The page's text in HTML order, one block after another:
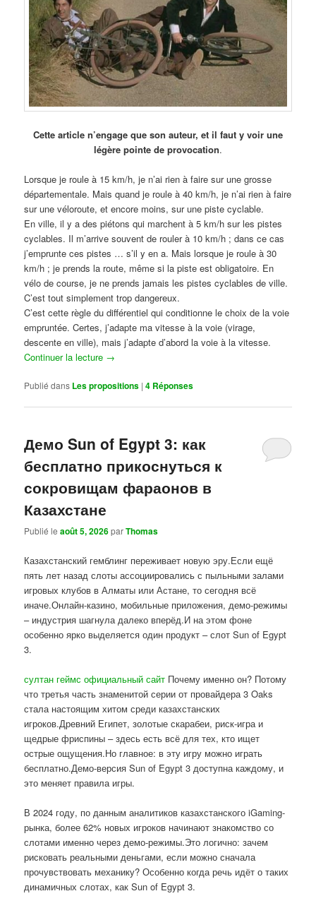
Cette article n’engage que son auteur, et il faut y voir une
légère pointe de provocation.
Lorsque je roule à 15 km/h, je n’ai rien à faire sur une grosse
départementale. Mais quand je roule à 40 km/h, je n’ai rien à faire
sur une véloroute, et encore moins, sur une piste cyclable.
En ville, il y a des piétons qui marchent à 5 km/h sur les pistes
cyclables. Il m’arrive souvent de rouler à 10 km/h ; dans ce cas
j’emprunte ces pistes … s’il y en a. Mais lorsque je roule à 30
km/h ; je prends la route, même si la piste est obligatoire. En
vélo de course, je ne prends jamais les pistes cyclables de ville.
C’est tout simplement trop dangereux.
C’est cette règle du différentiel qui conditionne le choix de la voie
empruntée. Certes, j’adapte ma vitesse à la voie (virage,
descente en ville), mais j’adapte d’abord la voie à la vitesse.
Continuer la lecture →
Publié dans Les propositions |4 Réponses
Демо Sun of Egypt 3: как
бесплатно прикоснуться к
сокровищам фараонов в
Казахстане
Publié leaoût 5, 2026parThomas
Казахстанский гемблинг переживает новую эру.Если ещё
пять лет назад слоты ассоциировались с пыльными залами
игровых клубов в Алматы или Астане, то сегодня всё
иначе.Онлайн-казино, мобильные приложения, демо-режимы
– индустрия шагнула далеко вперёд.И на этом фоне
особенно ярко выделяется один продукт – слот Sun of Egypt
3.
султан геймс официальный сайт Почему именно он? Потому
что третья часть знаменитой серии от провайдера 3 Oaks
стала настоящим хитом среди казахстанских
игроков.Древний Египет, золотые скарабеи, риск-игра и
щедрые фриспины – здесь есть всё для тех, кто ищет
острые ощущения.Но главное: в эту игру можно играть
бесплатно.Демо-версия Sun of Egypt 3 доступна каждому, и
это меняет правила игры.
В 2024 году, по данным аналитиков казахстанского iGaming-
рынка, более 62% новых игроков начинают знакомство со
слотами именно через демо-режимы.Это логично: зачем
рисковать реальными деньгами, если можно сначала
прочувствовать механику? Особенно когда речь идёт о таких
динамичных слотах, как Sun of Egypt 3.